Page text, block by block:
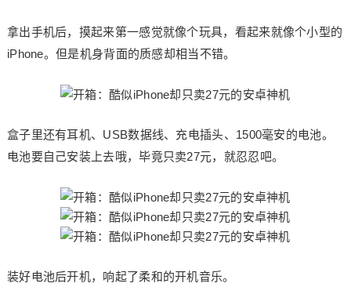
拿出手机后，摸起来第一感觉就像个玩具，看起来就像个小型的
iPhone。但是机身背面的质感却相当不错。
盒子里还有耳机、USB数据线、充电插头、1500毫安的电池。
电池要自己安装上去哦，毕竟只卖27元，就忍忍吧。
装好电池后开机，响起了柔和的开机音乐。